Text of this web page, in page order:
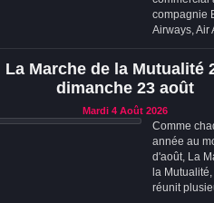
compagnie
Airways, Air
La Marche de la Mutualité
dimanche 23 août
Mardi 4 Août 2026
Comme
année au
d'août, La
la
réunit